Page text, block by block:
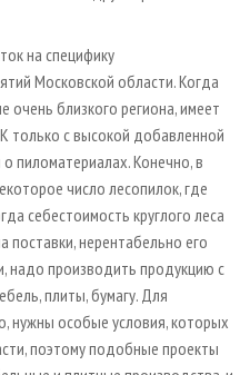
на специфику
Московской области. Когда
очень близкого региона, имеет
только с высокой добавленной
пиломатериалах. Конечно, в
число лесопилок, где
себестоимость круглого леса
поставки, нерентабельно его
надо производить продукцию с
плиты, бумагу. Для
нужны особые условия, которых
поэтому подобные проекты